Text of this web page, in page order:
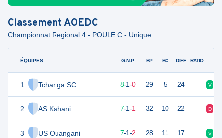
ClassementAOEDC
Championnat Regional 4 - POULE C - Unique
ÉQUIPES
1 Tchanga SC
2 AS Kahani
3 US Ouangani
G-N-P BP BC DIFF RATIO
8-1-0 29 5 24 V
7-1-1 32 10 22 D
7-1-2 28 11 17 V